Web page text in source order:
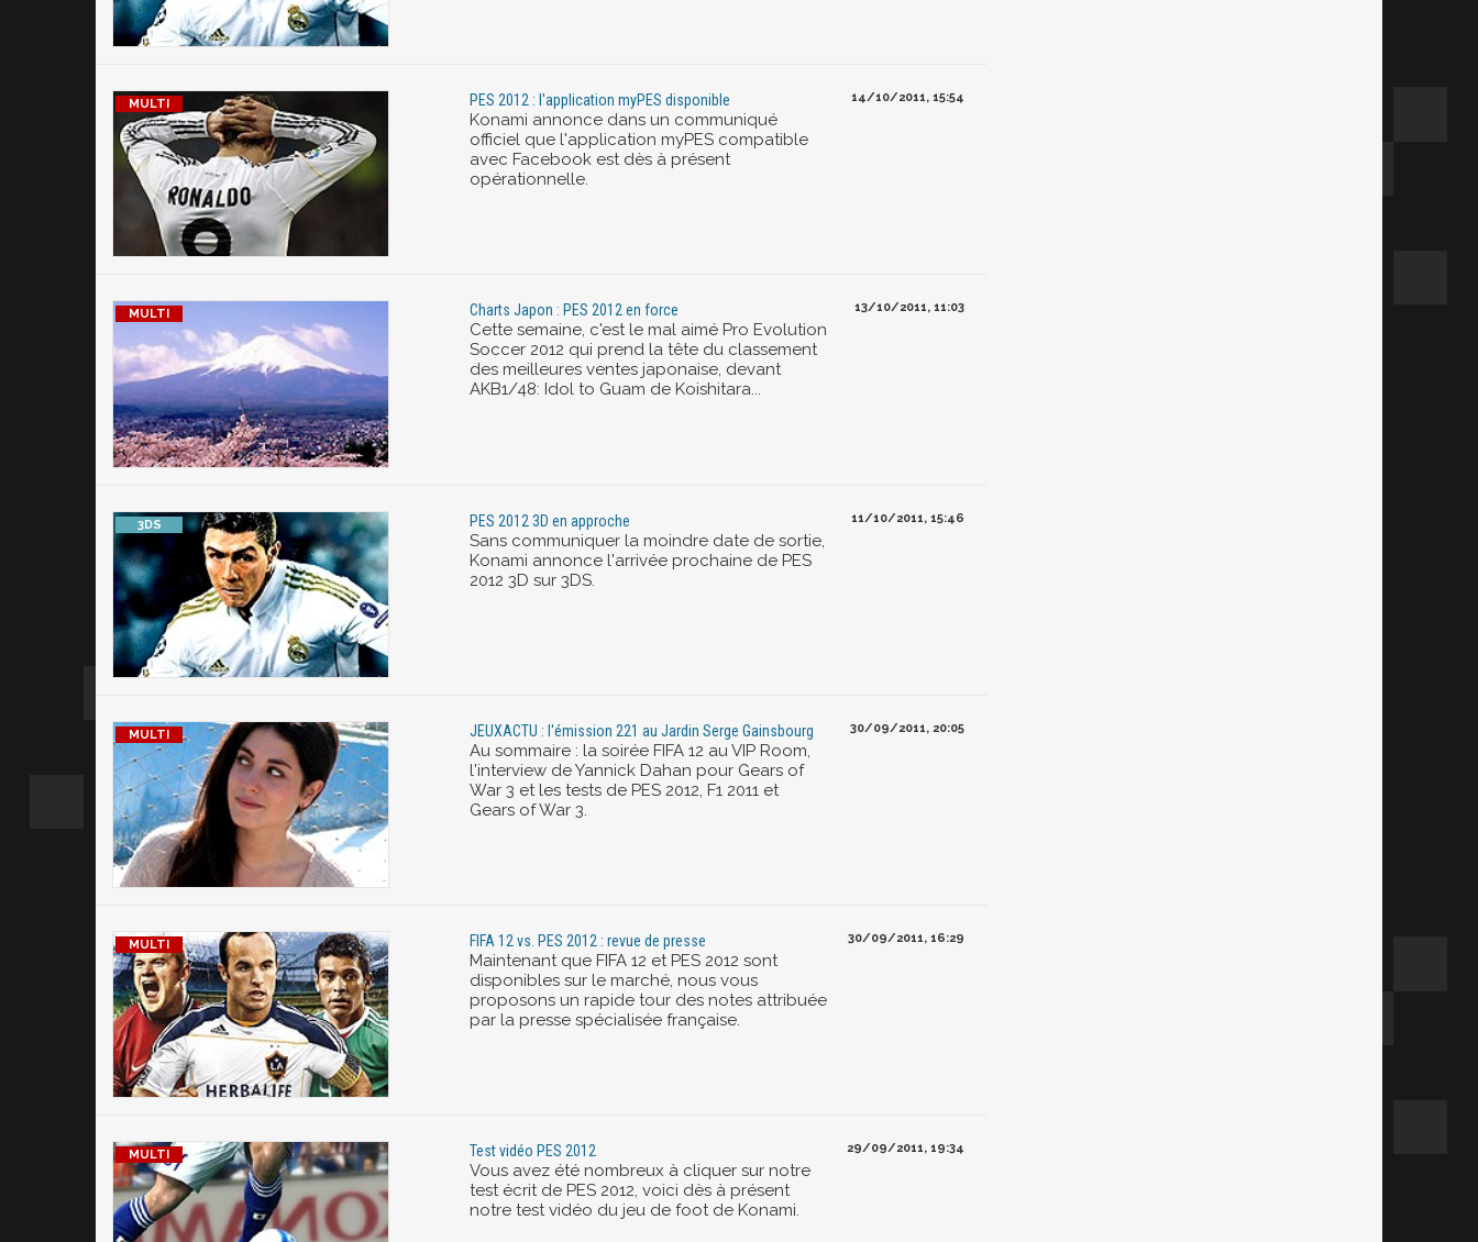
PES 2012 : l'application myPES disponible
Konami annonce dans un communiqué
officiel que l'application myPES compatible
avec Facebook est dès à présent
opérationnelle.
14/10/2011, 15:54
Charts Japon : PES 2012 en force
Cette semaine, c'est le mal aimé Pro Evolution
Soccer 2012 qui prend la tête du classement
des meilleures ventes japonaise, devant
AKB1/48: Idol to Guam de Koishitara...
13/10/2011, 11:03
PES 2012 3D en approche
Sans communiquer la moindre date de sortie,
Konami annonce l'arrivée prochaine de PES
2012 3D sur 3DS.
11/10/2011, 15:46
JEUXACTU : l'émission 221 au Jardin Serge Gainsbourg
Au sommaire : la soirée FIFA 12 au VIP Room,
l'interview de Yannick Dahan pour Gears of
War 3 et les tests de PES 2012, F1 2011 et
Gears of War 3.
30/09/2011, 20:05
FIFA 12 vs. PES 2012 : revue de presse
Maintenant que FIFA 12 et PES 2012 sont
disponibles sur le marché, nous vous
proposons un rapide tour des notes attribuée
par la presse spécialisée française.
30/09/2011, 16:29
Test vidéo PES 2012
Vous avez été nombreux à cliquer sur notre
test écrit de PES 2012, voici dès à présent
notre test vidéo du jeu de foot de Konami.
29/09/2011, 19:34